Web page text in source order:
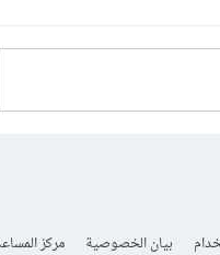
بيان الخصوصية مركز